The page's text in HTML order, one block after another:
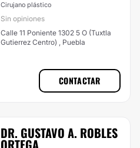
Cirujano plástico
Sin opiniones
Calle 11 Poniente 1302 5 O (Tuxtla
Gutierrez Centro) , Puebla
CONTACTAR
DR. GUSTAVO A. ROBLES
ORTEGA